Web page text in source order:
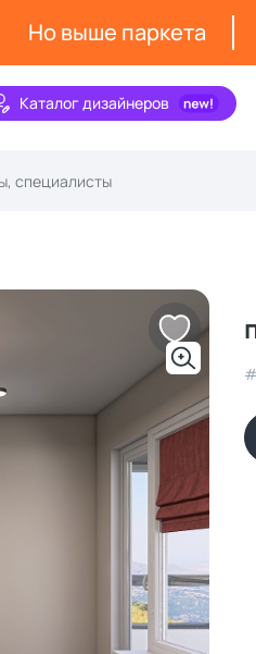
Но выше паркета
Каталог дизайнеров